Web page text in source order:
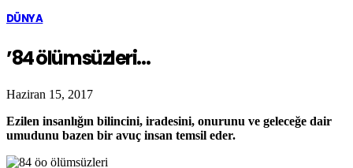
DÜNYA
’84 ölümsüzleri…
Haziran 15, 2017
Ezilen insanlığın bilincini, iradesini, onurunu ve geleceğe dair
umudunu bazen bir avuç insan temsil eder.